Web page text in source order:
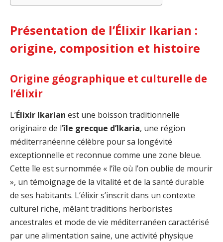
Présentation de l’Élixir Ikarian :
origine, composition et histoire
Origine géographique et culturelle de
l’élixir
L’Élixir Ikarian est une boisson traditionnelle
originaire de l’île grecque d’Ikaria, une région
méditerranéenne célèbre pour sa longévité
exceptionnelle et reconnue comme une zone bleue.
Cette île est surnommée « l’île où l’on oublie de mourir
», un témoignage de la vitalité et de la santé durable
de ses habitants. L’élixir s’inscrit dans un contexte
culturel riche, mêlant traditions herboristes
ancestrales et mode de vie méditerranéen caractérisé
par une alimentation saine, une activité physique